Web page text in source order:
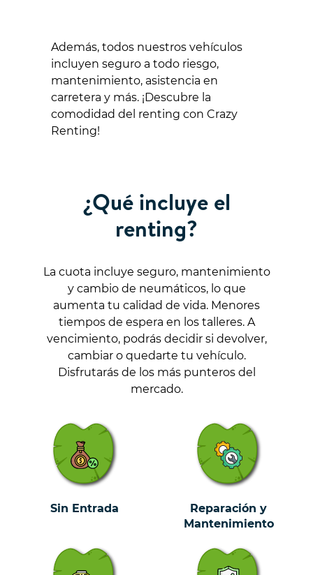
Además, todos nuestros vehículos
incluyen seguro a todo riesgo,
mantenimiento, asistencia en
carretera y más. ¡Descubre la
comodidad del renting con Crazy
Renting!
¿Qué incluye el
renting?
La cuota incluye seguro, mantenimiento
y cambio de neumáticos, lo que
aumenta tu calidad de vida. Menores
tiempos de espera en los talleres. A
vencimiento, podrás decidir si devolver,
cambiar o quedarte tu vehículo.
Disfrutarás de los más punteros del
mercado.
Sin Entrada
Reparación y
Mantenimiento